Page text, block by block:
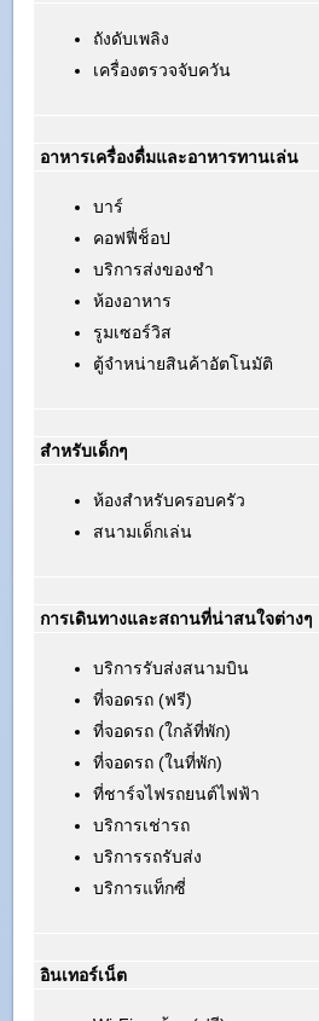
ถังดับเพลิง
เครื่องตรวจจับควัน
อาหารเครื่องดื่มและอาหารทานเล่น
บาร์
คอฟฟี่ช็อป
บริการส่งของชำ
ห้องอาหาร
รูมเซอร์วิส
ตู้จำหน่ายสินค้าอัตโนมัติ
สำหรับเด็กๆ
ห้องสำหรับครอบครัว
สนามเด็กเล่น
การเดินทางและสถานที่น่าสนใจต่างๆ
บริการรับส่งสนามบิน
ที่จอดรถ (ฟรี)
ที่จอดรถ (ใกล้ที่พัก)
ที่จอดรถ (ในที่พัก)
ที่ชาร์จไฟรถยนต์ไฟฟ้า
บริการเช่ารถ
บริการรถรับส่ง
บริการแท็กซี่
อินเทอร์เน็ต